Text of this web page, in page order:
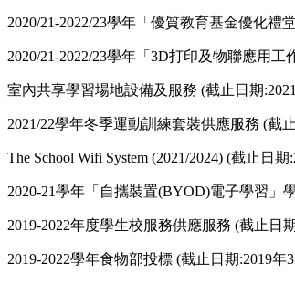
2020/21-2022/23學年「優質教育基金優化
2020/21-2022/23學年「3D打印及物聯應用
室內共享學習場地設備及服務 (截止日期
2021/22學年冬季運動訓練套裝供應服務 (截
The School Wifi System (2021/2024) (截止日
2020-21學年「自攜裝置(BYOD)電子學習」
2019-2022年度學生校服務供應服務 (截止日
2019-2022學年食物部投標 (截止日期:2019年